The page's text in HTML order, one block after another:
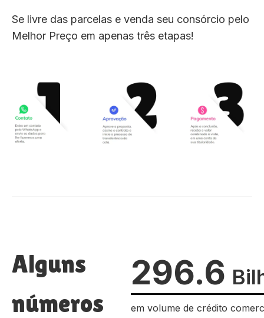
Se livre das parcelas e venda seu consórcio pelo
Melhor Preço em apenas três etapas!
Alguns
números
296.6
em volume de crédito